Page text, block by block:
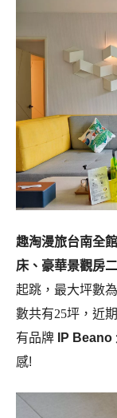
趣淘漫旅台南全
床、豪華景觀房
起跳，最大坪數
數共有25坪，近
有品牌
IP Beano
感!